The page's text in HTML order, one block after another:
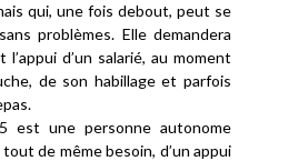
qui, une fois debout, peut se
problèmes. Elle demandera
l’appui d’un salarié, au moment
de son habillage et parfois
est une personne autonome
tout de même besoin, d’un appui